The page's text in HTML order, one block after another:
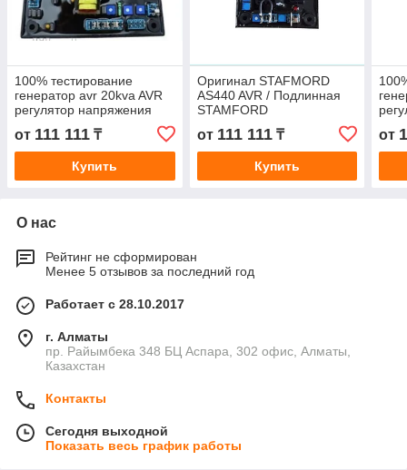
100% тестирование
генератор avr 20kva AVR
регулятор напряжения
от 111 111 ₸
Купить
Оригинал STAFMORD
AS440 AVR / Подлинная
STAMFORD
Автоматический регулятор
напряжения AS440 (E000-
24403 / 1P)
от 111 111₸
Купить
от
О нас
Рейтинг не сформирован
Менее 5 отзывов за последний год
Работает с 28.10.2017
г. Алматы
пр. Райымбека 348 БЦ Аспара, 302 офис, Алматы,
Казахстан
Контакты
Сегодня выходной
Показать весь график работы